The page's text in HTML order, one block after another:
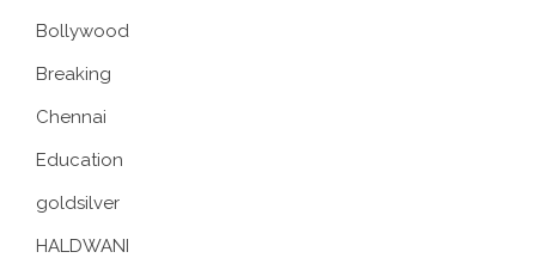
Bollywood
Breaking
Chennai
Education
goldsilver
HALDWANI